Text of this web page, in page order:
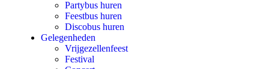
Partybus huren
Feestbus huren
Discobus huren
Gelegenheden
Vrijgezellenfeest
Festival